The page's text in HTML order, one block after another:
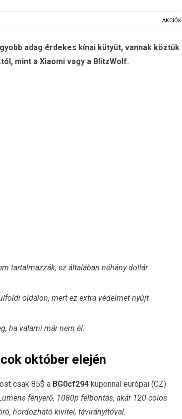
AKCIÓK
adag érdekes kínai kütyüt, vannak köztük
mint a Xiaomi vagy a BlitzWolf.
tartalmazzák, ez általában néhány dollár
oldalon, mert ez extra védelmet nyújt
ha valami már nem él.
október elején
csak 85$ a BG0cf294 kuponnal európai (CZ)
fényerő, 1080p felbontás, akár 120 colos
hordozható kivitel, távirányítóval.